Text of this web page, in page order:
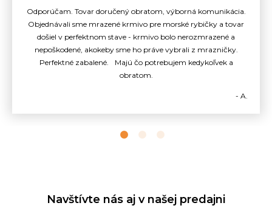
Odporúčam. Tovar doručený obratom, výborná komunikácia.
Objednávali sme mrazené krmivo pre morské rybičky a tovar
došiel v perfektnom stave - krmivo bolo nerozmrazené a
nepoškodené, akokeby sme ho práve vybrali z mrazničky.
Perfektné zabalené. Majú čo potrebujem kedykoľvek a
obratom.
- A.
Navštívte nás aj v našej predajni